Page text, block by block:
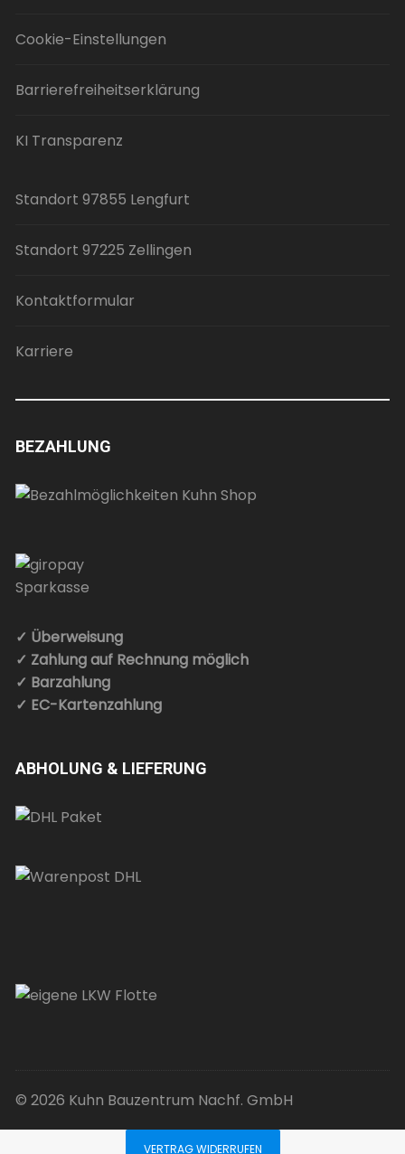
Cookie-Einstellungen
Barrierefreiheitserklärung
KI Transparenz
Standort 97855 Lengfurt
Standort 97225 Zellingen
Kontaktformular
Karriere
BEZAHLUNG
✓ Überweisung
✓ Zahlung auf Rechnung möglich
✓ Barzahlung
✓ EC-Kartenzahlung
ABHOLUNG & LIEFERUNG
© 2026 Kuhn Bauzentrum Nachf. GmbH
VERTRAG WIDERRUFEN